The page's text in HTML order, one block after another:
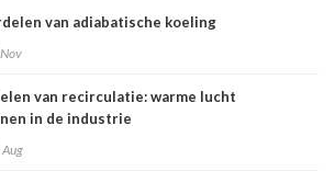
van adiabatische koeling
van recirculatie: warme lucht
in de industrie